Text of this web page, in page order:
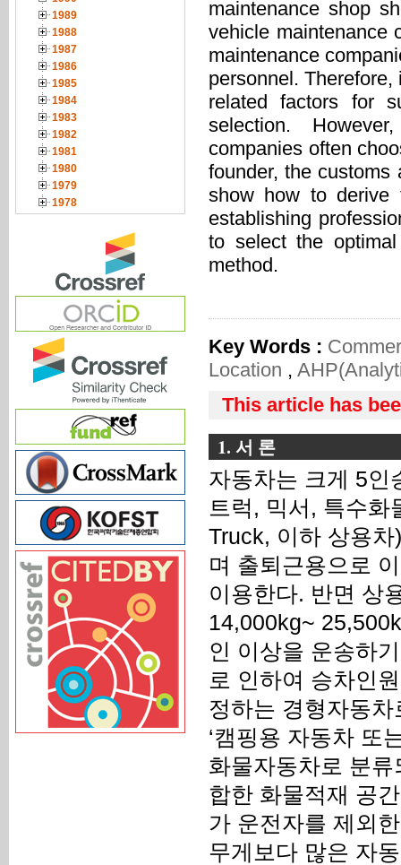
1989
1988
1987
1986
1985
1984
1983
1982
1981
1980
1979
1978
maintenance shop
vehicle maintenance
maintenance
personnel.
related factors for
selection.
companies often
founder, the
show how to derive
establishing
to select the
method.
Key Words :
Location ,
This article has
1. 서 론
자동차는 크게 5인
트럭, 믹서, 특수화
Truck, 이하 상용
며 출퇴근용으로
이용한다. 반면 상
14,000kg~
인 이상을 운송하
로 인하여 승차인
정하는 경형자동
‘캠핑용 자동차 또
화물자동차로 분
합한 화물적재 공
가 운전자를 제외
무게보다 많은 자